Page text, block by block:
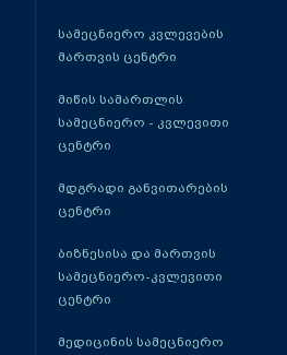
სამეცნიერო კვლევების
მართვის ცენტრი
მიწის სამართლის
სამეცნიერო - კვლევითი
ცენტრი
მდგრადი განვითარების
ცენტრი
ბიზნესისა და მართვის
სამეცნიერო-კვლევითი
ცენტრი
მედიცინის სამეცნიერო